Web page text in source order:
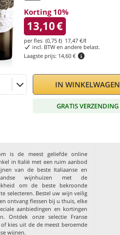
Korting 10%
13,10€
per fles (0,75 ℓ) 17,47 €/ℓ
incl. BTW en andere belast.
Laagste prijs: 14,60 €
IN WINKELWAGEN
GRATIS VERZENDING
is de meest geliefde online
in Italië met een ruim aanbod
van de beste Italiaanse en
wijnhuizen met de
om de beste bekroonde
selecteren. Bestel uw wijn veilig
ontvang flessen bij u thuis, elke
aanbiedingen en kortingen
Ontdek onze selectie Franse
of kies uit de de meest beroemde
wijnen.